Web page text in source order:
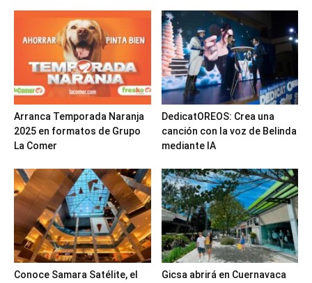
Arranca Temporada Naranja
2025 en formatos de Grupo
La Comer
DedicatOREOS: Crea una
canción con la voz de Belinda
mediante IA
Conoce Samara Satélite, el
Gicsa abrirá en Cuernavaca